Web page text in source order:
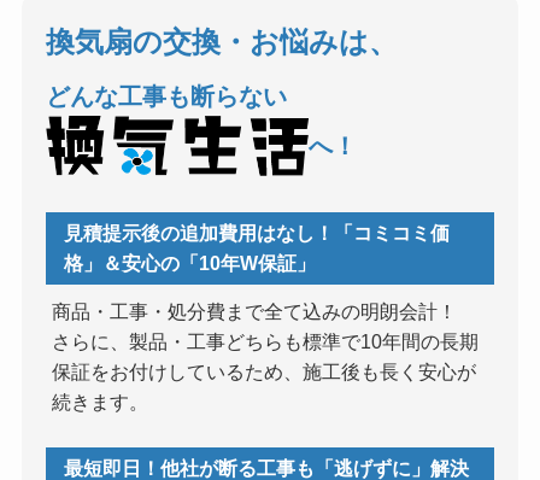
換気扇の交換・お悩みは、
どんな工事も断らない
へ！
見積提示後の追加費用はなし！「コミコミ価
格」＆安心の「10年W保証」
商品・工事・処分費まで全て込みの明朗会計！
さらに、製品・工事どちらも標準で10年間の長期
保証をお付けしているため、施工後も長く安心が
続きます。
最短即日！他社が断る工事も「逃げずに」解決